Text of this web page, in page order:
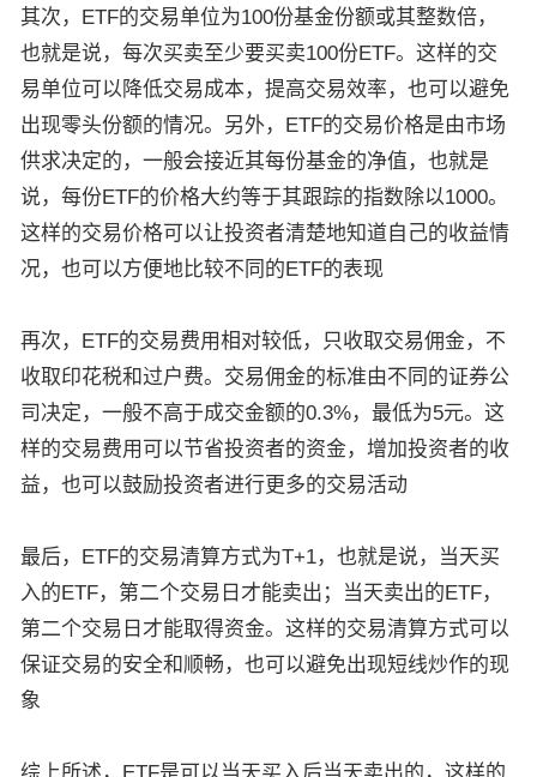
其次，ETF的交易单位为100份基金份额或其整数倍，
也就是说，每次买卖至少要买卖100份ETF。这样的交
易单位可以降低交易成本，提高交易效率，也可以避免
出现零头份额的情况。另外，ETF的交易价格是由市场
供求决定的，一般会接近其每份基金的净值，也就是
说，每份ETF的价格大约等于其跟踪的指数除以1000。
这样的交易价格可以让投资者清楚地知道自己的收益情
况，也可以方便地比较不同的ETF的表现
再次，ETF的交易费用相对较低，只收取交易佣金，不
收取印花税和过户费。交易佣金的标准由不同的证券公
司决定，一般不高于成交金额的0.3%，最低为5元。这
样的交易费用可以节省投资者的资金，增加投资者的收
益，也可以鼓励投资者进行更多的交易活动
最后，ETF的交易清算方式为T+1，也就是说，当天买
入的ETF，第二个交易日才能卖出；当天卖出的ETF，
第二个交易日才能取得资金。这样的交易清算方式可以
保证交易的安全和顺畅，也可以避免出现短线炒作的现
象